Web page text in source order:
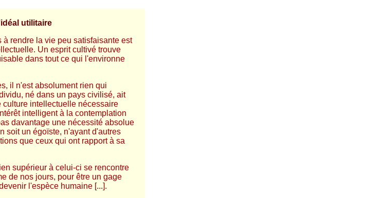
utilitaire
rendre la vie peu satisfaisante est
Un esprit cultivé trouve
dans tout ce qui l'environne
il n'est absolument rien qui
né dans un pays civilisé, ait
culture intellectuelle nécessaire
intelligent à la contemplation
davantage une nécessité absolue
soit un égoïste, n'ayant d'autres
que ceux qui ont rapport à sa
supérieur à celui-ci se rencontre
de nos jours, pour être un gage
l'espèce humaine [...].